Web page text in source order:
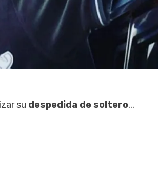
su despedida de soltero...